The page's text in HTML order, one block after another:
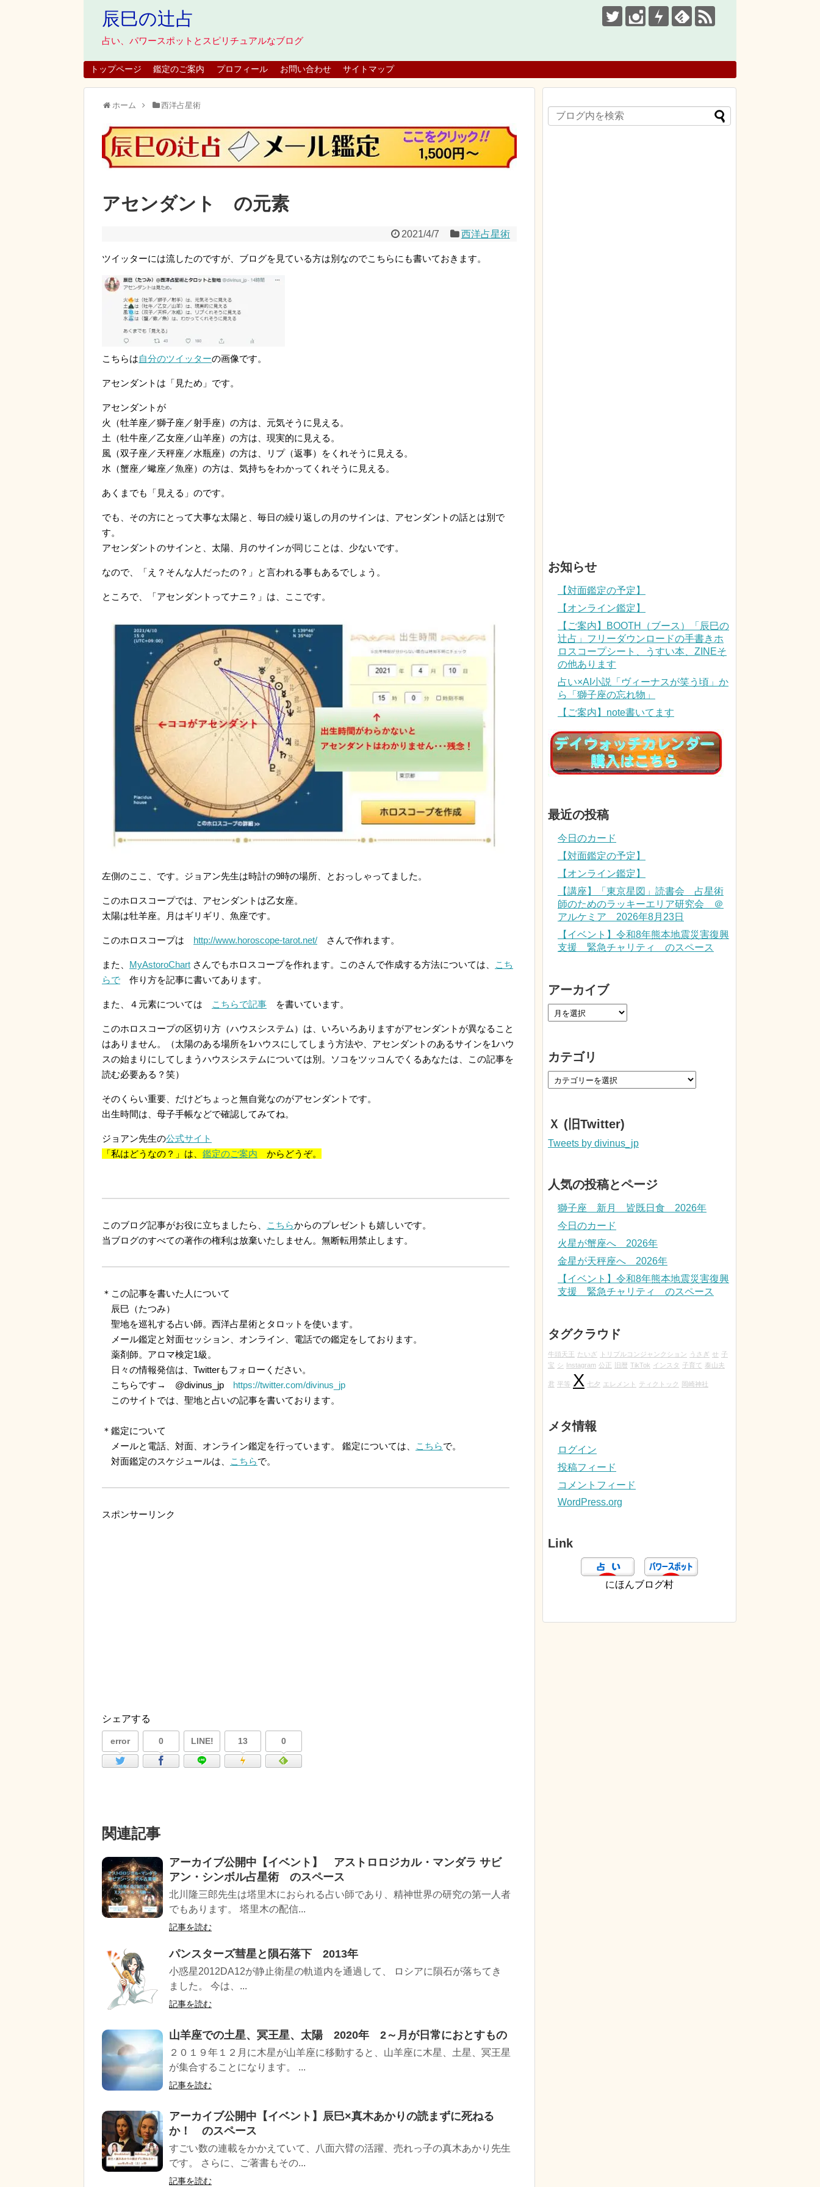
辰巳の辻占
占い、パワースポットとスピリチュアルなブログ
トップページ 鑑定のご案内 プロフィール お問い合わせ サイトマップ
ホーム 西洋占星術
アセンダント の元素
2021/4/7 西洋占星術
ツイッターには流したのですが、ブログを見ている方は別なのでこちらにも書いておきます。
こちらは自分のツイッターの画像です。
アセンダントは「見ため」です。
アセンダントが
火（牡羊座／獅子座／射手座）の方は、元気そうに見える。
土（牡牛座／乙女座／山羊座）の方は、現実的に見える。
風（双子座／天秤座／水瓶座）の方は、リプ（返事）をくれそうに見える。
水（蟹座／蠍座／魚座）の方は、気持ちをわかってくれそうに見える。
あくまでも「見える」のです。
でも、その方にとって大事な太陽と、毎日の繰り返しの月のサインは、アセンダントの話とは別で
す。
アセンダントのサインと、太陽、月のサインが同じことは、少ないです。
なので、「え？そんな人だったの？」と言われる事もあるでしょう。
ところで、「アセンダントってナニ？」は、ここです。
左側のここ、です。ジョアン先生は時計の9時の場所、とおっしゃってました。
このホロスコープでは、アセンダントは乙女座。
太陽は牡羊座。月はギリギリ、魚座です。
このホロスコープは http://www.horoscope-tarot.net/ さんで作れます。
また、 MyAstoroChart さんでもホロスコープを作れます。このさんで作成する方法については、
こち
らで 作り方を記事に書いてあります。
また、４元素については こちらで記事 を書いています。
このホロスコープの区切り方（ハウスシステム）は、いろいろありますがアセンダントが異なること
はありません。（太陽のある場所を1ハウスにしてしまう方法や、アセンダントのあるサインを1ハウ
スの始まりにしてしまうハウスシステムについては別。ソコをツッコんでくるあなたは、この記事を
読む必要ある？笑）
そのくらい重要、だけどちょっと無自覚なのがアセンダントです。
出生時間は、母子手帳などで確認してみてね。
ジョアン先生の公式サイト
「私はどうなの？」は、 鑑定のご案内 からどうぞ。
このブログ記事がお役に立ちましたら、 こちらからのプレゼントも嬉しいです。
当ブログのすべての著作の権利は放棄いたしません。無断転用禁止します。
＊この記事を書いた人について
辰巳（たつみ）
聖地を巡礼する占い師。西洋占星術とタロットを使います。
メール鑑定と対面セッション、オンライン、電話での鑑定をしております。
薬剤師。アロマ検定1級。
日々の情報発信は、Twitterもフォローください。
こちらです→ @divinus_jp https://twitter.com/divinus_jp
このサイトでは、聖地と占いの記事を書いております。
＊鑑定について
メールと電話、対面、オンライン鑑定を行っています。 鑑定については、
こちらで。
対面鑑定のスケジュールは、
こちらで。
スポンサーリンク
シェアする
error 0 LINE! 13 0
関連記事
アーカイブ公開中【イベント】 アストロロジカル・マンダラ サビ
アン・シンボル占星術 のスペース
北川隆三郎先生は塔里木におられる占い師であり、精神世界の研究の第一人者
でもあります。 塔里木の配信...
記事を読む
パンスターズ彗星と隕石落下 2013年
小惑星2012DA12が静止衛星の軌道内を通過して、 ロシアに隕石が落ちてき
ました。 今は、...
記事を読む
山羊座での土星、冥王星、太陽 2020年 2～月が日常におとすもの
２０１９年１２月に木星が山羊座に移動すると、山羊座に木星、土星、冥王星
が集合することになります。 ...
記事を読む
アーカイブ公開中【イベント】辰巳×真木あかりの読まずに死ねる
か！ のスペース
すごい数の連載をかかえていて、八面六臂の活躍、売れっ子の真木あかり先生
です。 さらに、ご著書もその...
記事を読む
お知らせ
【対面鑑定の予定】
【オンライン鑑定】
【ご案内】BOOTH（ブース）「辰巳の
辻占」フリーダウンロードの手書きホ
ロスコープシート、うすい本、ZINEそ
の他あります
占い×AI小説「ヴィーナスが笑う頃」か
ら「獅子座の忘れ物」
【ご案内】note書いてます
最近の投稿
今日のカード
【対面鑑定の予定】
【オンライン鑑定】
【講座】「東京星図」読書会 占星術
師のためのラッキーエリア研究会 ＠
アルケミア 2026年8月23日
【イベント】令和8年熊本地震災害復興
支援 緊急チャリティ のスペース
アーカイブ
カテゴリ
Ｘ (旧Twitter)
Tweets by divinus_jp
人気の投稿とページ
獅子座 新月 皆既日食 2026年
今日のカード
火星が蟹座へ 2026年
金星が天秤座へ 2026年
【イベント】令和8年熊本地震災害復興
支援 緊急チャリティ のスペース
タグクラウド
牛頭天王 たいざ トリプルコンジャンクション うさぎ せ
子
宝 シ Instagram 公正 旧暦 TikTok インスタ 子育て 泰山夫
君 平等 X 七夕 エレメント ティクトック 岡崎神社
メタ情報
ログイン
投稿フィード
コメントフィード
WordPress.org
Link
にほんブログ村